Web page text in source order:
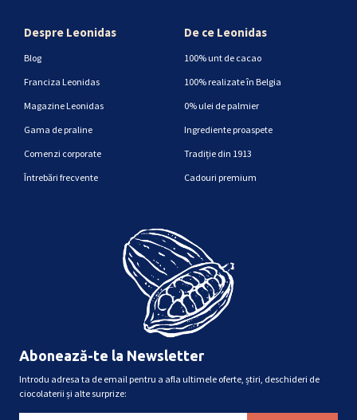
Despre Leonidas
Blog
Franciza Leonidas
Magazine Leonidas
Gama de praline
Comenzi corporate
Întrebări frecvente
De ce Leonidas
100% unt de cacao
100% realizate în Belgia
0% ulei de palmier
Ingrediente proaspete
Tradiție din 1913
Cadouri premium
Abonează-te la Newsletter
Introdu adresa ta de email pentru a afla ultimele oferte, știri, deschideri de
ciocolaterii și alte surprize: